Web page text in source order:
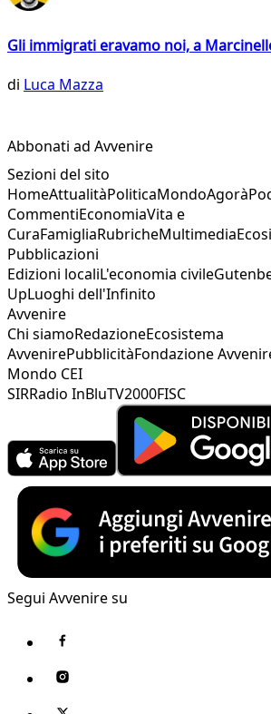
Gli immigrati eravamo noi, a
di Luca Mazza
Abbonati ad Avvenire
Sezioni del sito
HomeAttualitàPoliticaMondoAgorà
CommentiEconomiaVita e
CuraFamigliaRubricheMultimedia
Pubblicazioni
Edizioni localiL'economia civile
UpLuoghi dell'Infinito
Avvenire
Chi siamoRedazioneEcosistema
AvvenirePubblicitàFondazione
Mondo CEI
SIRRadio InBluTV2000FISC
Segui Avvenire su